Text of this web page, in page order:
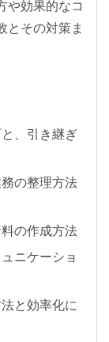
や効果的なコ
とその対策ま
、引き継ぎ
の整理方法
の作成方法
ニケーショ
と効率化に